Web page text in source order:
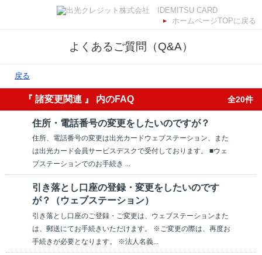
ホームページTOPに戻る
よくあるご質問（Q&A）
戻る
『 諸変更関連 』 内のFAQ 全20件
住所・電話番号の変更をしたいのですが？
住所、電話番号の変更は出光カードウェブステーション、また
は出光カード会員サービスデスクで受付しております。 ■ウェ
ブステーションでのお手続き ...
引き落とし口座の登録・変更をしたいのです
が？（ウェブステーション）
引き落とし口座のご登録・ご変更は、ウェブステーションまた
は、郵送にてお手続きいただけます。 ※ご変更の際は、再度お
手続きが必要となります。 ※法人名義...